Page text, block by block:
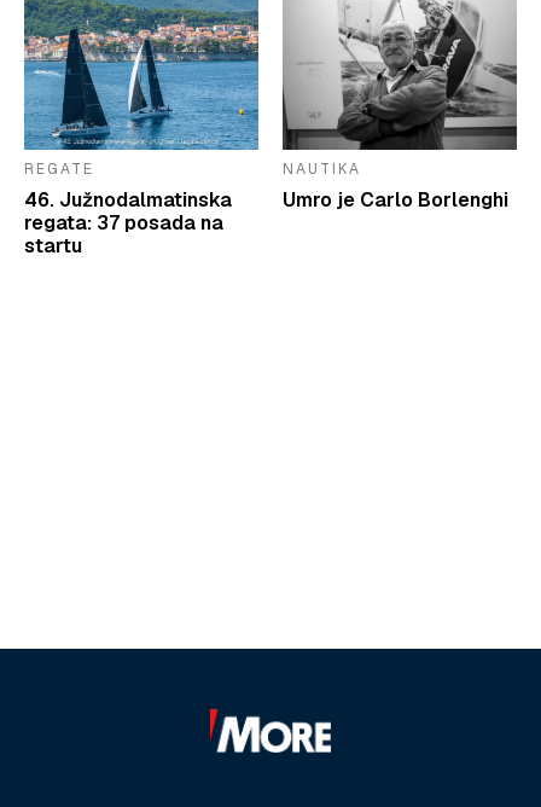
REGATE
46. Južnodalmatinska
regata: 37 posada na
startu
NAUTIKA
Umro je Carlo Borlenghi